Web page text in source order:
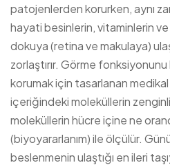
patojenlerden korurken, aynı
hayati besinlerin, vitaminlerin
dokuya (retina ve makulaya)
zorlaştırır. Görme
korumak için tasarlanan medikal
içeriğindeki moleküllerin
moleküllerin hücre içine ne
(biyoyararlanım) ile ölçülür.
beslenmenin ulaştığı en ileri